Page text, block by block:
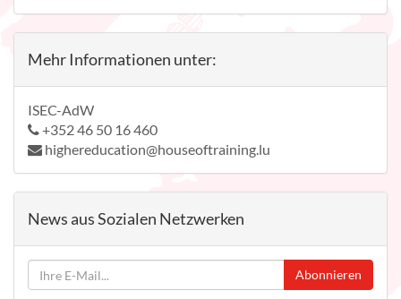
Mehr Informationen unter:
ISEC-AdW
+352 46 50 16 460
highereducation@houseoftraining.lu
News aus Sozialen Netzwerken
Abonnieren